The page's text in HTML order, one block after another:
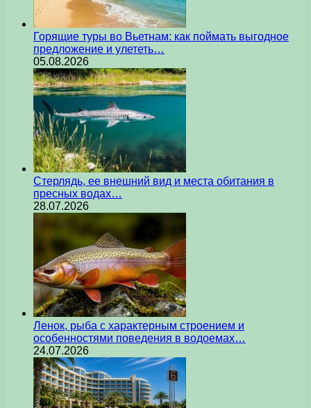
Горящие туры во Вьетнам: как поймать выгодное
предложение и улететь…
05.08.2026
Стерлядь, ее внешний вид и места обитания в
пресных водах…
28.07.2026
Ленок, рыба с характерным строением и
особенностями поведения в водоемах…
24.07.2026